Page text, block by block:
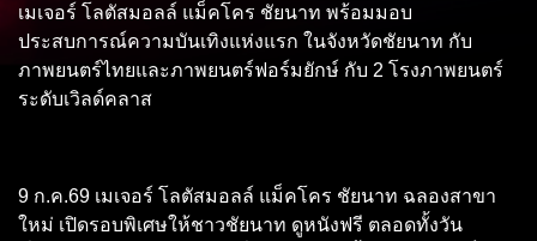
เมเจอร์ โลตัสมอลล์ แม็คโคร ชัยนาท พร้อมมอบ
ประสบการณ์ความบันเทิงแห่งแรก ในจังหวัดชัยนาท กับ
ภาพยนตร์ไทยและภาพยนตร์ฟอร์มยักษ์ กับ 2 โรงภาพยนตร์
ระดับเวิลด์คลาส
9 ก.ค.69 เมเจอร์ โลตัสมอลล์ แม็คโคร ชัยนาท ฉลองสาขา
ใหม่ เปิดรอบพิเศษให้ชาวชัยนาท ดูหนังฟรี ตลอดทั้งวัน